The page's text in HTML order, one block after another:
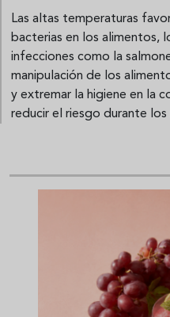
Las altas temperaturas
bacterias en los alimentos,
infecciones como la
manipulación de los
y extremar la higiene en la
reducir el riesgo durante los